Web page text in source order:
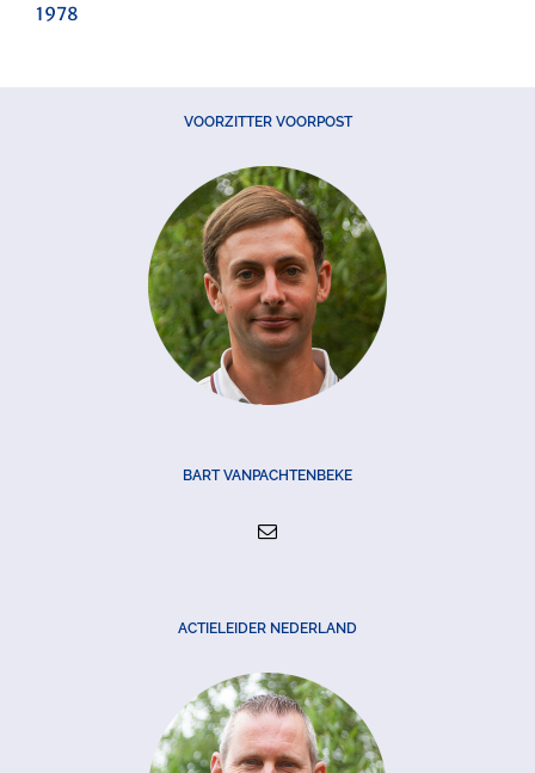
1978
VOORZITTER VOORPOST
BART VANPACHTENBEKE
ACTIELEIDER NEDERLAND